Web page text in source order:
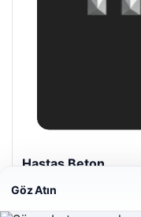
Prenses Night Club
Göz Atın